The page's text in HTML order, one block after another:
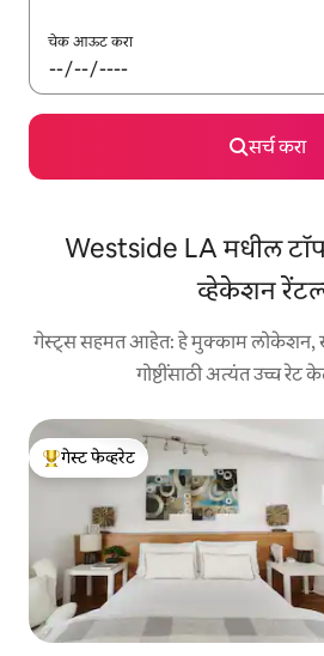
चेक आऊट करा
सर्च करा
Westside LA मधील
व्हेकेशन
गेस्ट्स सहमत आहेत: हे मुक्काम लोकेशन,
गोष्टींसाठी अत्यंत उच्च
टॉप गेस्ट फेव्हरेट
गेस्ट फेव्हरेट